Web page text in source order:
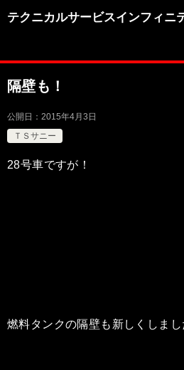
テクニカルサービスインフィニ
隔壁も！
公開日： 2015年4月3日
ＴＳサニー
28号車ですが！
燃料タンクの隔壁も新しくしまし